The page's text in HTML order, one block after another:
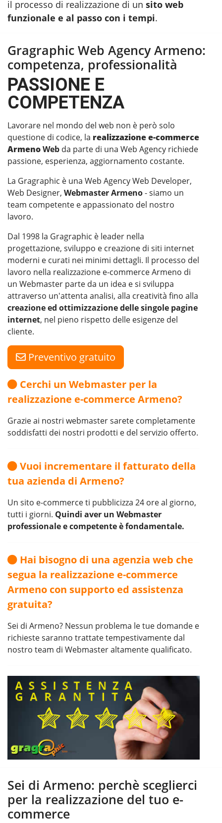
il processo di realizzazione di un sito web
funzionale e al passo con i tempi.
Gragraphic Web Agency Armeno:
competenza, professionalità
PASSIONE E
COMPETENZA
Lavorare nel mondo del web non è però solo
questione di codice, la realizzazione e-commerce
ArmenoWeb da parte di una Web Agency richiede
passione, esperienza, aggiornamento costante.
La Gragraphic è una Web Agency Web Developer,
Web Designer, Webmaster Armeno- siamo un
team competente e appassionato del nostro
lavoro.
Dal 1998 la Gragraphic è leader nella
progettazione, sviluppo e creazione di siti internet
moderni e curati nei minimi dettagli. Il processo del
lavoro nella realizzazione e-commerce Armeno di
un Webmaster parte da un idea e si sviluppa
attraverso un'attenta analisi, alla creatività fino alla
creazione ed ottimizzazione delle singole pagine
internet, nel pieno rispetto delle esigenze del
cliente.
Preventivo gratuito
Cerchi un Webmaster per la
realizzazione e-commerce Armeno?
Grazie ai nostri webmaster sarete completamente
soddisfatti dei nostri prodotti e del servizio offerto.
Vuoi incrementare il fatturato della
tua azienda di Armeno?
Un sito e-commerce ti pubblicizza 24 ore al giorno,
tutti i giorni. Quindi aver un Webmaster
professionale e competente è fondamentale.
Hai bisogno di una agenzia web che
segua la realizzazione e-commerce
Armeno con supporto ed assistenza
gratuita?
Sei di Armeno? Nessun problema le tue domande e
richieste saranno trattate tempestivamente dal
nostro team di Webmaster altamente qualificato.
Sei di Armeno: perchè sceglierci
per la realizzazione del tuo e-
commerce